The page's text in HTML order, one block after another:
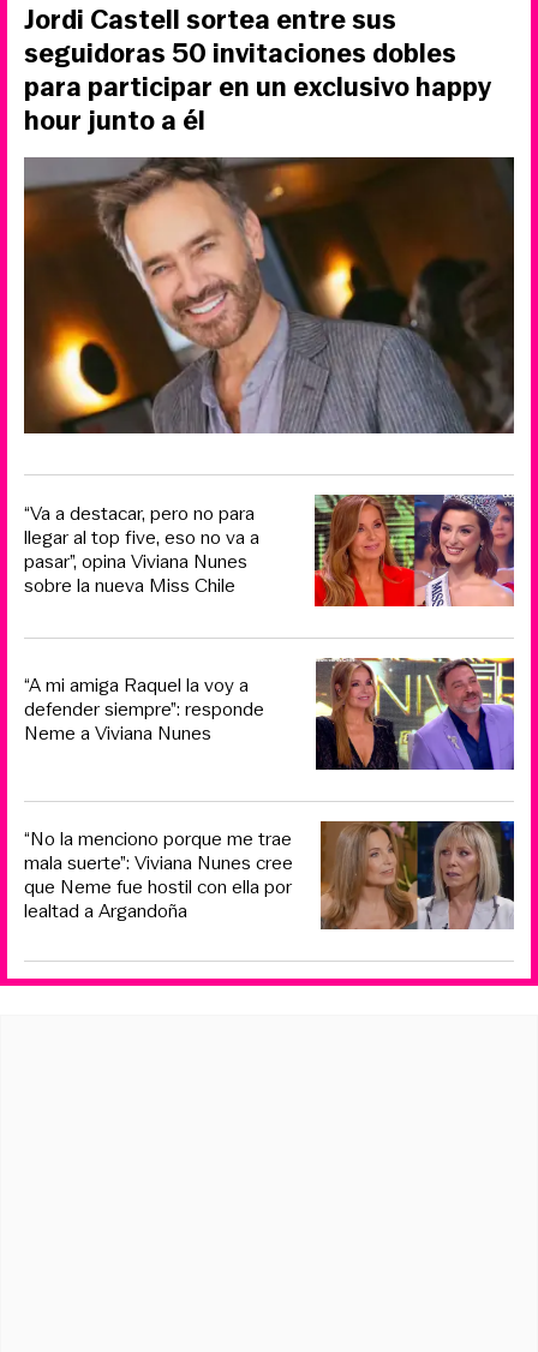
Jordi Castell sortea entre sus
seguidoras 50 invitaciones dobles
para participar en un exclusivo happy
hour junto a él
“Va a destacar, pero no para
llegar al top five, eso no va a
pasar”, opina Viviana Nunes
sobre la nueva Miss Chile
“A mi amiga Raquel la voy a
defender siempre”: responde
Neme a Viviana Nunes
“No la menciono porque me trae
mala suerte”: Viviana Nunes cree
que Neme fue hostil con ella por
lealtad a Argandoña